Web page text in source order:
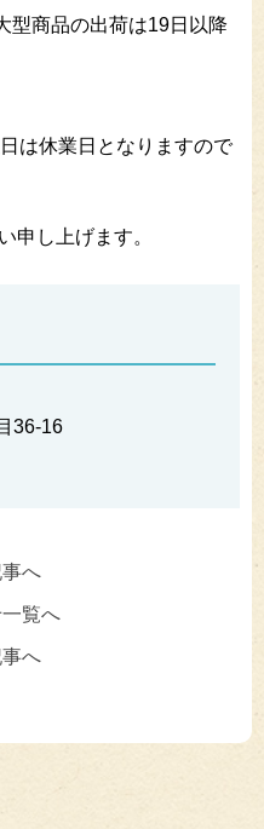
商品の出荷は19日以降
は休業日となりますので
申し上げます。
36-16
へ
覧へ
へ